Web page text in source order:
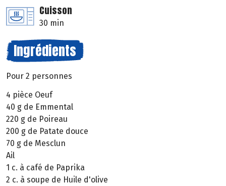
Cuisson
30 min
Ingrédients
Pour 2 personnes
4 pièce Oeuf
40 g de Emmental
220 g de Poireau
200 g de Patate douce
70 g de Mesclun
Ail
1 c. à café de Paprika
2 c. à soupe de Huile d'olive